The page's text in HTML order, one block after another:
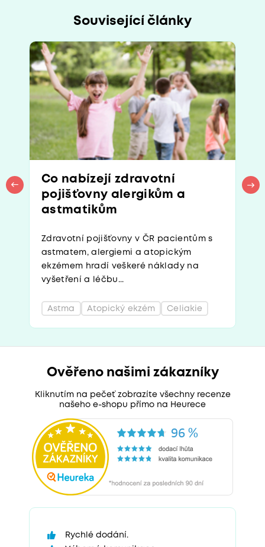
Související články
Co nabízejí zdravotní
pojišťovny alergikům a
astmatikům
Zdravotní pojišťovny v ČR pacientům s
astmatem, alergiemi a atopickým
ekzémem hradí veškeré náklady na
vyšetření a léčbu...
Astma Atopický ekzém Celiakie
Ověřeno našimi zákazníky
Kliknutím na pečeť zobrazíte všechny recenze
našeho e-shopu přímo na Heurece
Rychlé dodání.